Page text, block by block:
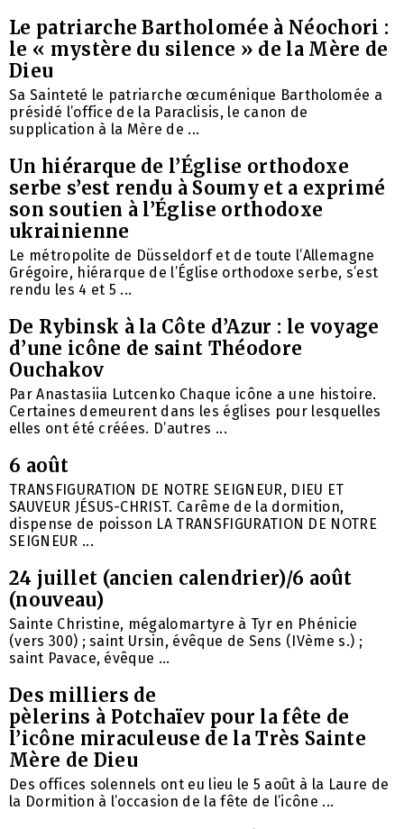
Le patriarche Bartholomée à Néochori :
le « mystère du silence » de la Mère de
Dieu
Sa Sainteté le patriarche œcuménique Bartholomée a
présidé l’office de la Paraclisis, le canon de
supplication à la Mère de ...
Un hiérarque de l’Église orthodoxe
serbe s’est rendu à Soumy et a exprimé
son soutien à l’Église orthodoxe
ukrainienne
Le métropolite de Düsseldorf et de toute l’Allemagne
Grégoire, hiérarque de l’Église orthodoxe serbe, s’est
rendu les 4 et 5 ...
De Rybinsk à la Côte d’Azur : le voyage
d’une icône de saint Théodore
Ouchakov
Par Anastasiia Lutcenko Chaque icône a une histoire.
Certaines demeurent dans les églises pour lesquelles
elles ont été créées. D’autres ...
6 août
TRANSFIGURATION DE NOTRE SEIGNEUR, DIEU ET
SAUVEUR JÉSUS-CHRIST. Carême de la dormition,
dispense de poisson LA TRANSFIGURATION DE NOTRE
SEIGNEUR ...
24 juillet (ancien calendrier)/6 août
(nouveau)
Sainte Christine, mégalomartyre à Tyr en Phénicie
(vers 300) ; saint Ursin, évêque de Sens (IVème s.) ;
saint Pavace, évêque ...
Des milliers de
pèlerins à Potchaïev pour la fête de
l’icône miraculeuse de la Très Sainte
Mère de Dieu
Des offices solennels ont eu lieu le 5 août à la Laure de
la Dormition à l’occasion de la fête de l’icône ...